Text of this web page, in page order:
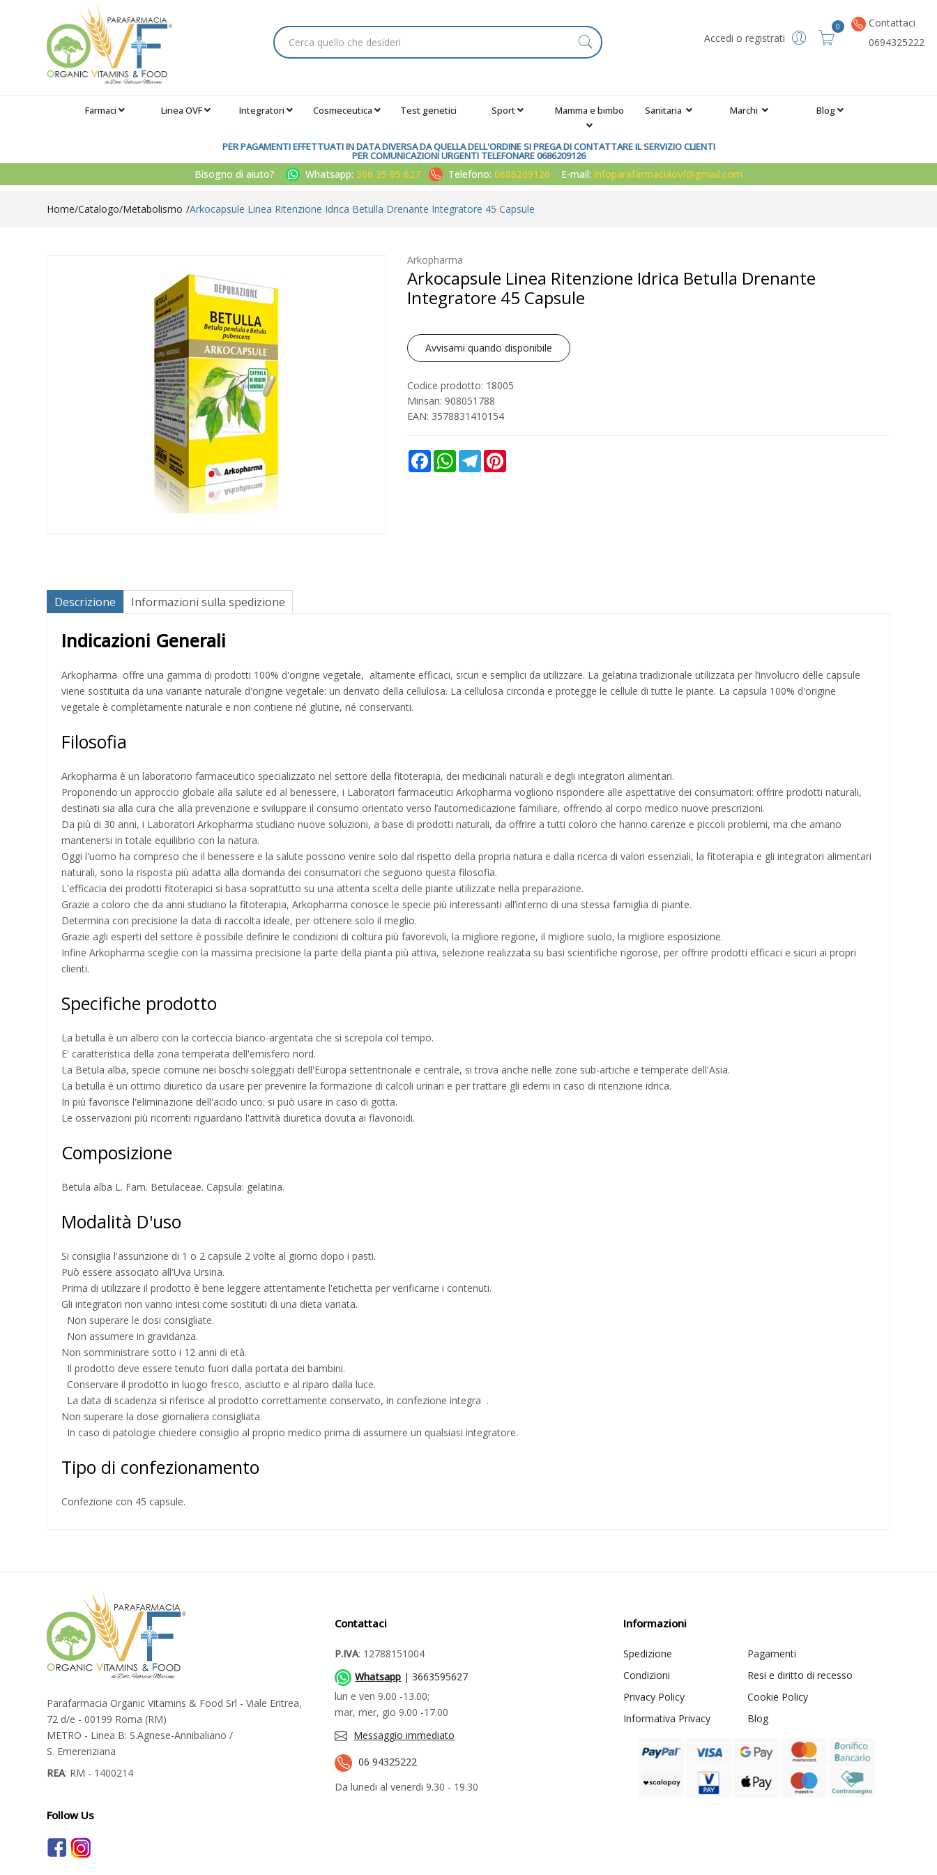
Accedi o registrati
0
Contattaci
0694325222
Farmaci Linea OVF Integratori Cosmeceutica Test genetici Sport Mamma e bimbo Sanitaria Marchi Blog
PER PAGAMENTI EFFETTUATI IN DATA DIVERSA DA QUELLA DELL'ORDINE SI PREGA DI CONTATTARE IL SERVIZIO CLIENTI
PER COMUNICAZIONI URGENTI TELEFONARE 0686209126
Bisogno di aiuto? Whatsapp: 366 35 95 627 Telefono:0686209126 E-mail:infoparafarmaciaovf@gmail.com
Home Catalogo/Metabolismo Arkocapsule Linea Ritenzione Idrica Betulla Drenante Integratore 45 Capsule
Arkopharma
Arkocapsule Linea Ritenzione Idrica Betulla Drenante
Integratore 45 Capsule
Avvisami quando disponibile
Codice prodotto: 18005
Minsan: 908051788
EAN: 3578831410154
FacebookWhatsAppTelegramPinterest
Descrizione Informazioni sulla spedizione
Indicazioni Generali
Arkopharma offre una gamma di prodotti 100% d'origine vegetale, altamente efficaci, sicuri e semplici da utilizzare. La gelatina tradizionale utilizzata per l’involucro delle capsule
viene sostituita da una variante naturale d'origine vegetale: un derivato della cellulosa. La cellulosa circonda e protegge le cellule di tutte le piante. La capsula 100% d'origine
vegetale è completamente naturale e non contiene né glutine, né conservanti.
Filosofia
Arkopharma è un laboratorio farmaceutico specializzato nel settore della fitoterapia, dei medicinali naturali e degli integratori alimentari.
Proponendo un approccio globale alla salute ed al benessere, i Laboratori farmaceutici Arkopharma vogliono rispondere alle aspettative dei consumatori: offrire prodotti naturali,
destinati sia alla cura che alla prevenzione e sviluppare il consumo orientato verso l’automedicazione familiare, offrendo al corpo medico nuove prescrizioni.
Da più di 30 anni, i Laboratori Arkopharma studiano nuove soluzioni, a base di prodotti naturali, da offrire a tutti coloro che hanno carenze e piccoli problemi, ma che amano
mantenersi in totale equilibrio con la natura.
Oggi l'uomo ha compreso che il benessere e la salute possono venire solo dal rispetto della propria natura e dalla ricerca di valori essenziali, la fitoterapia e gli integratori alimentari
naturali, sono la risposta più adatta alla domanda dei consumatori che seguono questa filosofia.
L'efficacia dei prodotti fitoterapici si basa soprattutto su una attenta scelta delle piante utilizzate nella preparazione.
Grazie a coloro che da anni studiano la fitoterapia, Arkopharma conosce le specie più interessanti all’interno di una stessa famiglia di piante.
Determina con precisione la data di raccolta ideale, per ottenere solo il meglio.
Grazie agli esperti del settore è possibile definire le condizioni di coltura più favorevoli, la migliore regione, il migliore suolo, la migliore esposizione.
Infine Arkopharma sceglie con la massima precisione la parte della pianta più attiva, selezione realizzata su basi scientifiche rigorose, per offrire prodotti efficaci e sicuri ai propri
clienti.
Specifiche prodotto
La betulla è un albero con la corteccia bianco-argentata che si screpola col tempo.
E' caratteristica della zona temperata dell'emisfero nord.
La Betula alba, specie comune nei boschi soleggiati dell'Europa settentrionale e centrale, si trova anche nelle zone sub-artiche e temperate dell'Asia.
La betulla è un ottimo diuretico da usare per prevenire la formazione di calcoli urinari e per trattare gli edemi in caso di ritenzione idrica.
In più favorisce l'eliminazione dell'acido urico: si può usare in caso di gotta.
Le osservazioni più ricorrenti riguardano l'attività diuretica dovuta ai flavonoidi.
Composizione
Betula alba L. Fam. Betulaceae. Capsula: gelatina.
Modalità D'uso
Si consiglia l'assunzione di 1 o 2 capsule 2 volte al giorno dopo i pasti.
Può essere associato all'Uva Ursina.
Prima di utilizzare il prodotto è bene leggere attentamente l'etichetta per verificarne i contenuti.
Gli integratori non vanno intesi come sostituti di una dieta variata.
Non superare le dosi consigliate.
Non assumere in gravidanza.
Non somministrare sotto i 12 anni di età.
Il prodotto deve essere tenuto fuori dalla portata dei bambini.
Conservare il prodotto in luogo fresco, asciutto e al riparo dalla luce.
La data di scadenza si riferisce al prodotto correttamente conservato, in confezione integra .
Non superare la dose giornaliera consigliata.
In caso di patologie chiedere consiglio al proprio medico prima di assumere un qualsiasi integratore.
Tipo di confezionamento
Confezione con 45 capsule.
Parafarmacia Organic Vitamins & Food Srl - Viale Eritrea,
72 d/e - 00199 Roma (RM)
METRO - Linea B: S.Agnese-Annibaliano /
S. Emerenziana
REA: RM - 1400214
Contattaci
P.IVA: 12788151004
Whatsapp | 3663595627
lun e ven 9.00 -13.00;
mar, mer, gio 9.00 -17.00
Messaggio immediato
06 94325222
Da lunedi al venerdi 9.30 - 19.30
Informazioni
Spedizione
Pagamenti
Condizioni
Resi e diritto di recesso
Privacy Policy
Cookie Policy
Informativa Privacy
Blog
Follow Us